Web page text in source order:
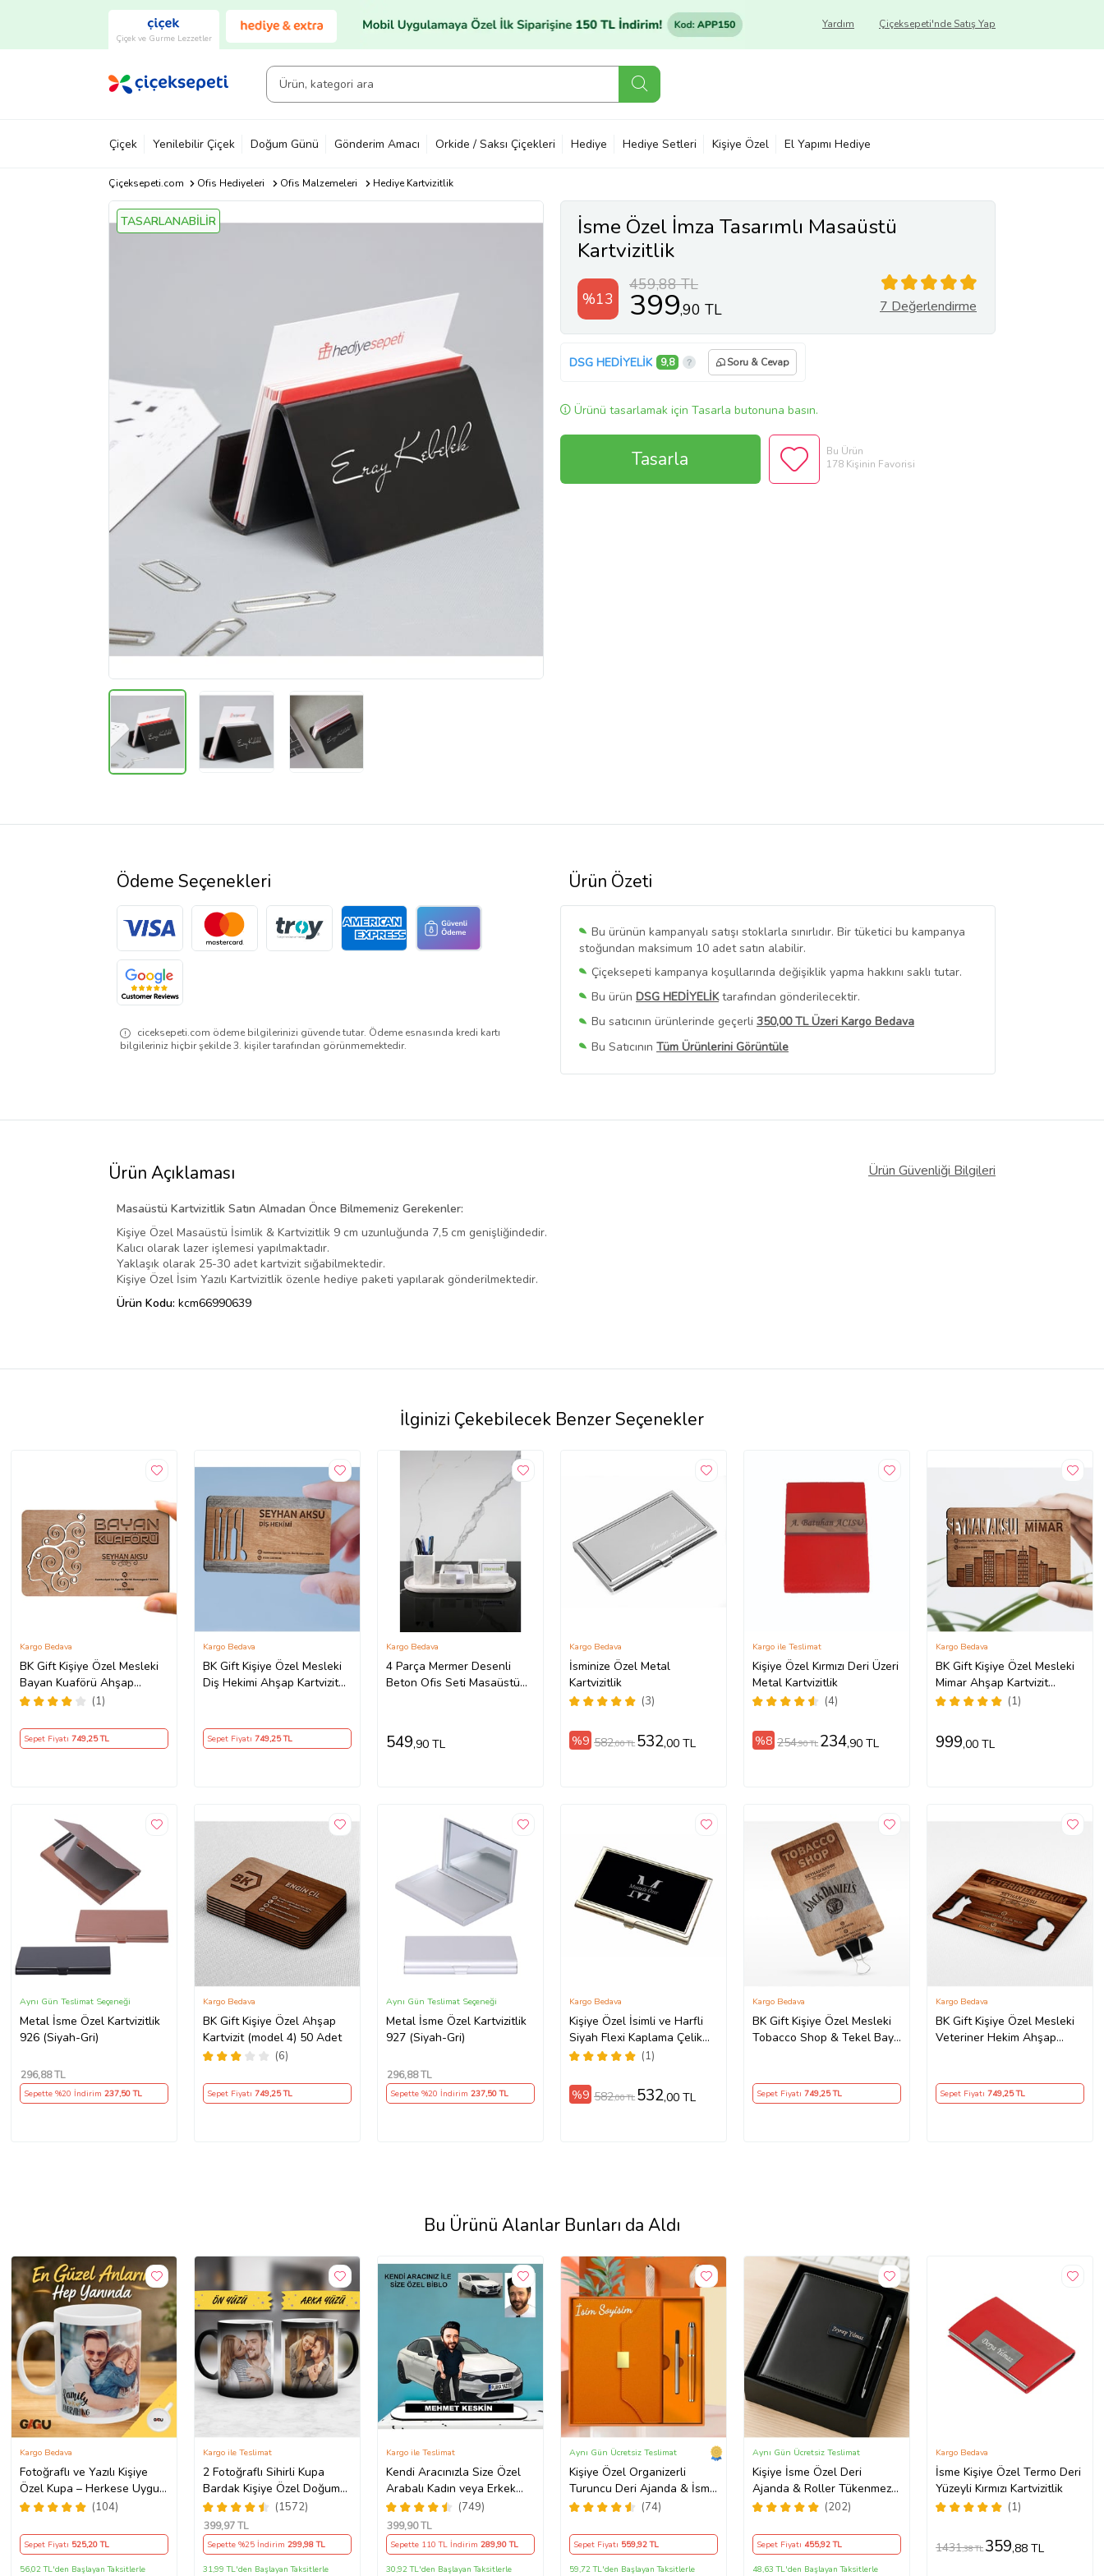
Çiçek ve Gurme Lezzetler
Çiçeksepeti'nde Satış Yap
Yardım
Çiçek Yenilebilir Çiçek Doğum Günü Gönderim Amacı Orkide / Saksı Çiçekleri Hediye Hediye Setleri Kişiye Özel El Yapımı Hediye
Çiçeksepeti.com Ofis Hediyeleri Ofis Malzemeleri Hediye Kartvizitlik
TASARLANABİLİR
İsme Özel İmza Tasarımlı Masaüstü
Kartvizitlik
%13
459,88 TL
399,90 TL 7 Değerlendirme
DSG HEDİYELİK 9,8 Soru & Cevap
Ürünü tasarlamak için Tasarla butonuna basın.
Tasarla
Bu Ürün
178 Kişinin Favorisi
Ürün Özeti
Bu ürünün kampanyalı satışı stoklarla sınırlıdır. Bir tüketici bu kampanya
stoğundan maksimum 10 adet satın alabilir.
Çiçeksepeti kampanya koşullarında değişiklik yapma hakkını saklı tutar.
Bu ürün DSG HEDİYELİKtarafından gönderilecektir.
Bu satıcının ürünlerinde geçerli 350,00 TL Üzeri Kargo Bedava
Bu Satıcının Tüm Ürünlerini Görüntüle
Ürün sayfasında gördüğünüz fiyat bilgileri, satıcı tarafından
Ödeme Seçenekleri
ciceksepeti.com ödeme bilgilerinizi güvende tutar. Ödeme esnasında kredi kartı
bilgileriniz hiçbir şekilde 3. kişiler tarafından görünmemektedir.
Ürün Açıklaması Ürün Güvenliği Bilgileri
Masaüstü Kartvizitlik Satın Almadan Önce Bilmemeniz Gerekenler:
Kişiye Özel Masaüstü İsimlik & Kartvizitlik 9 cm uzunluğunda 7,5 cm genişliğindedir.
Kalıcı olarak lazer işlemesi yapılmaktadır.
Yaklaşık olarak 25-30 adet kartvizit sığabilmektedir.
Kişiye Özel İsim Yazılı Kartvizitlik özenle hediye paketi yapılarak gönderilmektedir.
Ürün Kodu: kcm66990639
İlginizi Çekebilecek Benzer Seçenekler
BK Gift Kişiye Özel Mesleki
Bayan Kuaförü Ahşap
Kartvizit (Model 1-5) 50
(1)
Kargo Bedava
Sepet Fiyatı 749,25 TL
BK Gift Kişiye Özel Mesleki
Diş Hekimi Ahşap Kartvizit
Kargo Bedava
Sepet Fiyatı 749,25 TL
4 Parça Mermer Desenli
Beton Ofis Seti Masaüstü
Kargo Bedava
549,90 TL
İsminize Özel Metal
Kartvizitlik
(3)
Kargo Bedava
%9 582,00 TL 532,00 TL
Kişiye Özel Kırmızı Deri Üzeri
Metal Kartvizitlik
(4)
Kargo ile Teslimat
%8 254,90 TL 234,90 TL
BK Gift Kişiye Özel Mesleki
Mimar Ahşap Kartvizit
(Model 3) 50 ADET
(1)
Kargo Bedava
999,00 TL
Metal İsme Özel Kartvizitlik
926 (Siyah-Gri)
Aynı Gün Teslimat Seçeneği
296,88 TL
Sepette %20 İndirim 237,50 TL
BK Gift Kişiye Özel Ahşap
Kartvizit (model 4) 50 Adet
(6)
Kargo Bedava
Sepet Fiyatı 749,25 TL
Metal İsme Özel Kartvizitlik
927 (Siyah-Gri)
Aynı Gün Teslimat Seçeneği
296,88 TL
Sepette %20 İndirim 237,50 TL
Kişiye Özel İsimli ve Harfli
Siyah Flexi Kaplama Çelik
Kartvizitlik
(1)
Kargo Bedava
%9 582,00 TL 532,00 TL
BK Gift Kişiye Özel Mesleki
Tobacco Shop & Tekel Bayi
Kargo Bedava
Sepet Fiyatı749,25 TL
BK Gift Kişiye Özel Mesleki
Veteriner Hekim Ahşap
Kargo Bedava
Sepet Fiyatı749,25 TL
Bu Ürünü Alanlar Bunları da Aldı
Fotoğraflı ve Yazılı Kişiye
Özel Kupa – Herkese Uygun
Anlamlı Hediye Porselen(104)
Kargo Bedava
Sepet Fiyatı 525,20 TL
56,02 TL'den Başlayan Taksitlerle
2 Fotoğraflı Sihirli Kupa
Bardak Kişiye Özel Doğum
Günü Hediyesi Sevgiliye
Hediye Anneye Babaya
Ablaya Abiye Kız Erkek
Kardeşe Arkadaşa Resimli
Günü Yıl Dönümü Hediyesi
(1572)
Kargo ile Teslimat
399,97 TL
Sepette %25 İndirim 299,98 TL
31,99 TL'den Başlayan Taksitlerle
Kendi Aracınızla Size Özel
Arabalı Kadın veya Erkek
Tasarımlı Karikatür Biblo ,
Babalar Günü Hediyesi,
Erkeğe Hediye, Rent A Car
Hediyesi
(749)
Kargo ile Teslimat
399,90 TL
Sepette 110 TL İndirim 289,90 TL
30,92 TL'den Başlayan Taksitlerle
Kişiye Özel Organizerli
Turuncu Deri Ajanda & İsme
Özel Kalem Premium Hediye
(74)
Aynı Gün Ücretsiz Teslimat
Sepet Fiyatı 559,92 TL
59,72 TL'den Başlayan Taksitlerle
Kişiye İsme Özel Deri
Ajanda & Roller Tükenmez
Kalem Premium Kutulu Ofis
(202)
Aynı Gün Ücretsiz Teslimat
Sepet Fiyatı 455,92 TL
48,63 TL'den Başlayan Taksitlerle
İsme Kişiye Özel Termo Deri
Yüzeyli Kırmızı Kartvizitlik
(1)
Kargo Bedava
1431,38 TL 359,88 TL